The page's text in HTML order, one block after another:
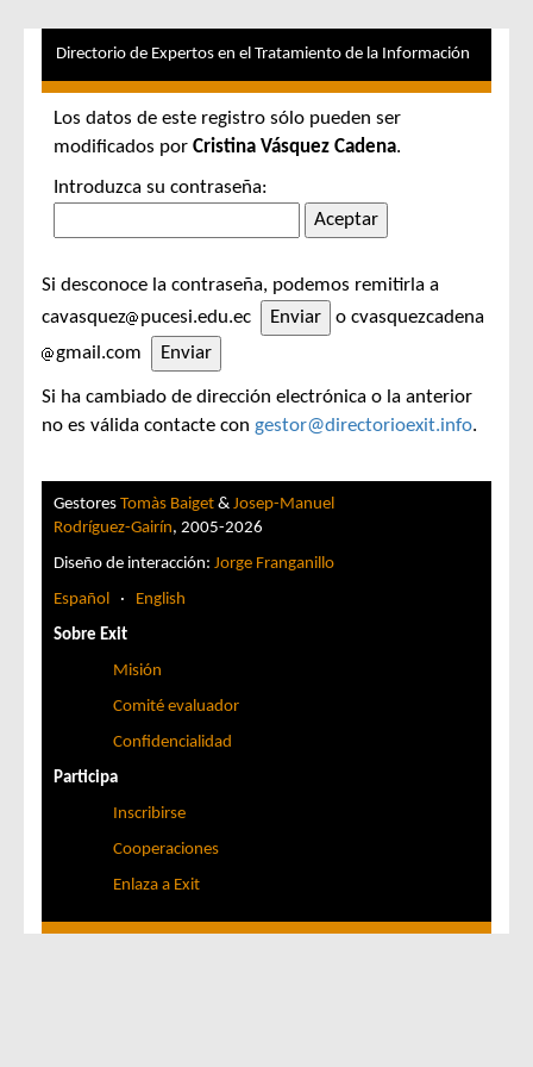
Directorio de Expertos en el Tratamiento de la Información
Los datos de este registro sólo pueden ser
modificados por Cristina Vásquez Cadena.
Introduzca su contraseña:
Si desconoce la contraseña, podemos remitirla a
cavasquez
pucesi.edu.ec
o cvasquezcadena
gmail.com
Si ha cambiado de dirección electrónica o la anterior
no es válida contacte con gestor@directorioexit.info.
Gestores Tomàs Baiget & Josep-Manuel
Rodríguez-Gairín, 2005-2026
Diseño de interacción: Jorge Franganillo
Español · English
Sobre Exit
Misión
Comité evaluador
Confidencialidad
Participa
Inscribirse
Cooperaciones
Enlaza a Exit